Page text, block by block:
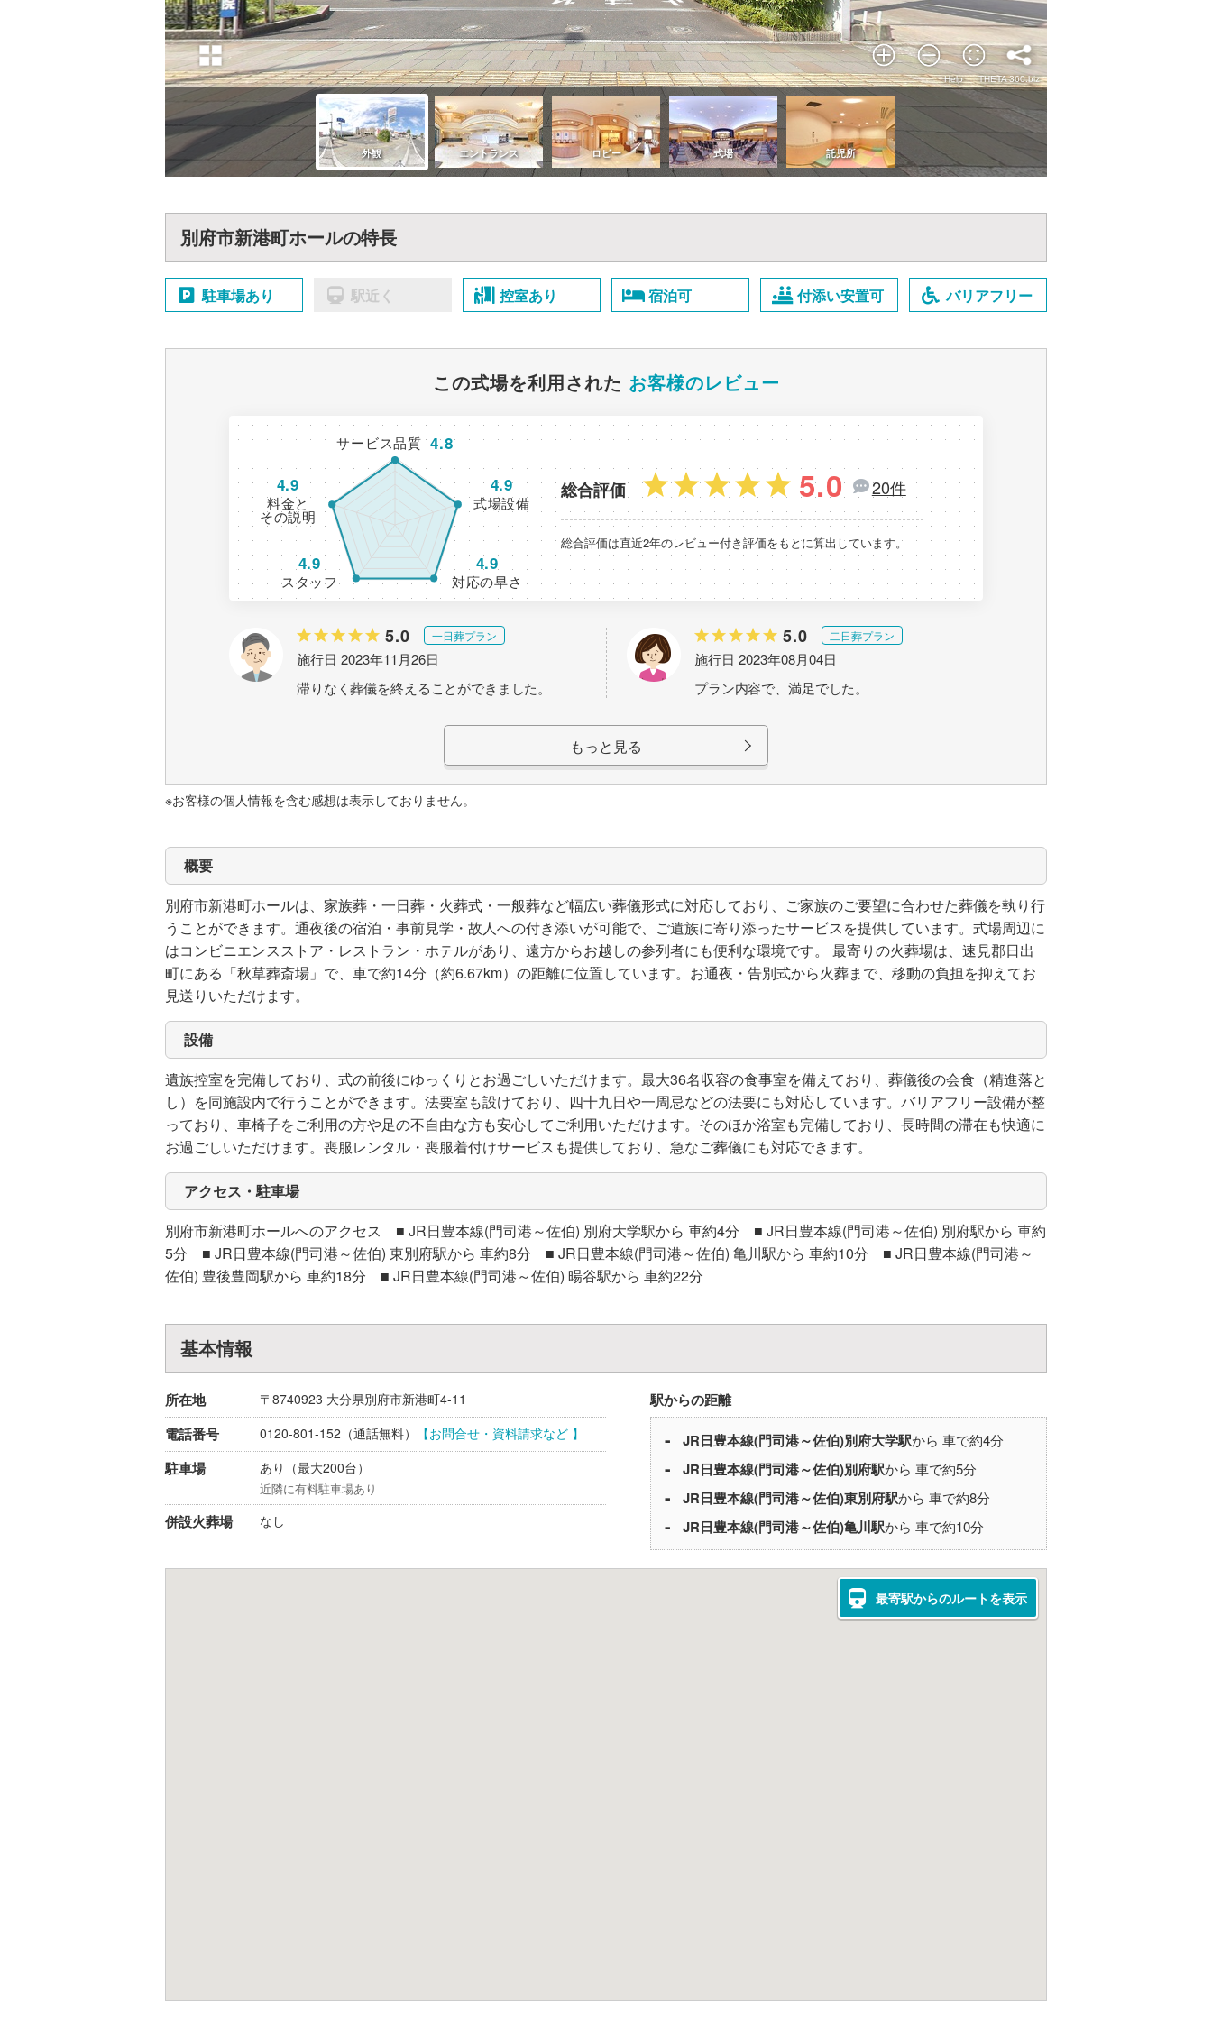
別府市新港町ホールの特長
駐車場あり 駅近く 控室あり 宿泊可 付添い安置可 バリアフリー
この式場を利用された お客様のレビュー
サービス品質 4.8
式場設備
4.9
対応の早さ
4.9
スタッフ
4.9
料金と
その説明
4.9 総合評価 5.0 20件
総合評価は直近2年のレビュー付き評価をもとに算出しています。
5.0 一日葬プラン
施行日 2023年11月26日
滞りなく葬儀を終えることができました。
5.0 二日葬プラン
施行日 2023年08月04日
プラン内容で、満足でした。
もっと見る
※お客様の個人情報を含む感想は表示しておりません。
概要
別府市新港町ホールは、家族葬・一日葬・火葬式・一般葬など幅広い葬儀形式に対応しており、ご家族のご要望に合わせた葬儀を執り行
うことができます。通夜後の宿泊・事前見学・故人への付き添いが可能で、ご遺族に寄り添ったサービスを提供しています。式場周辺に
はコンビニエンスストア・レストラン・ホテルがあり、遠方からお越しの参列者にも便利な環境です。 最寄りの火葬場は、速見郡日出
町にある「秋草葬斎場」で、車で約14分（約6.67km）の距離に位置しています。お通夜・告別式から火葬まで、移動の負担を抑えてお
見送りいただけます。
設備
遺族控室を完備しており、式の前後にゆっくりとお過ごしいただけます。最大36名収容の食事室を備えており、葬儀後の会食（精進落と
し）を同施設内で行うことができます。法要室も設けており、四十九日や一周忌などの法要にも対応しています。バリアフリー設備が整
っており、車椅子をご利用の方や足の不自由な方も安心してご利用いただけます。そのほか浴室も完備しており、長時間の滞在も快適に
お過ごしいただけます。喪服レンタル・喪服着付けサービスも提供しており、急なご葬儀にも対応できます。
アクセス・駐車場
別府市新港町ホールへのアクセス ■ JR日豊本線(門司港～佐伯) 別府大学駅から 車約4分 ■ JR日豊本線(門司港～佐伯) 別府駅から 車約
5分 ■ JR日豊本線(門司港～佐伯) 東別府駅から 車約8分 ■ JR日豊本線(門司港～佐伯) 亀川駅から 車約10分 ■ JR日豊本線(門司港～
佐伯) 豊後豊岡駅から 車約18分 ■ JR日豊本線(門司港～佐伯) 暘谷駅から 車約22分
基本情報
所在地 〒8740923 大分県別府市新港町4-11
電話番号 0120-801-152 （通話無料） 【お問合せ・資料請求など 】
駐車場 あり（最大200台）
近隣に有料駐車場あり
併設火葬場 なし
駅からの距離
JR日豊本線(門司港～佐伯)別府大学駅から 車で約4分
JR日豊本線(門司港～佐伯)別府駅から 車で約5分
JR日豊本線(門司港～佐伯)東別府駅から 車で約8分
JR日豊本線(門司港～佐伯)亀川駅から 車で約10分
最寄駅からのルートを表示